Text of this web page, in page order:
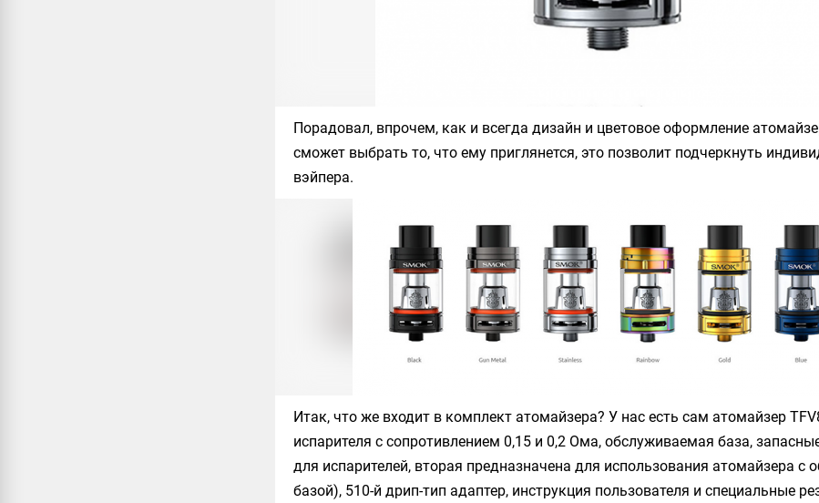
Порадовал, впрочем, как и всегда дизайн и цветовое оформление
сможет выбрать то, что ему приглянется, это позволит подчеркнуть
вэйпера.
Итак, что же входит в комплект атомайзера? У нас есть сам атомайзер
испарителя с сопротивлением 0,15 и 0,2 Ома, обслуживаемая база,
для испарителей, вторая предназначена для использования атомайзера с
базой), 510-й дрип-тип адаптер, инструкция пользователя и специальные